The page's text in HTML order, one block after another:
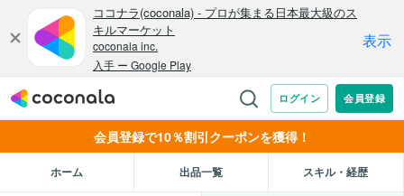
会員登録で10％割引クーポンを獲得！
ホーム 出品一覧 スキル・経歴